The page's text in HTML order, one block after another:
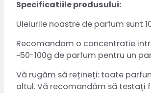
Specificatiile produsului:
Uleiurile noastre de parfum sunt
Recomandam o concentratie
~50-100g de parfum pentru un
Vă rugăm să rețineți: toate
altul. Vă recomandăm să testați